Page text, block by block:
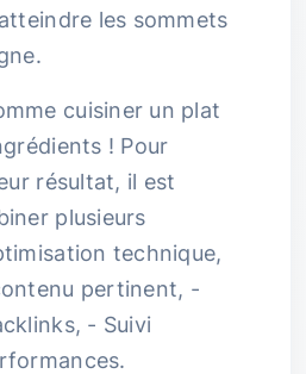
les sommets
cuisiner un plat
! Pour
résultat, il est
plusieurs
technique,
pertinent, -
- Suivi